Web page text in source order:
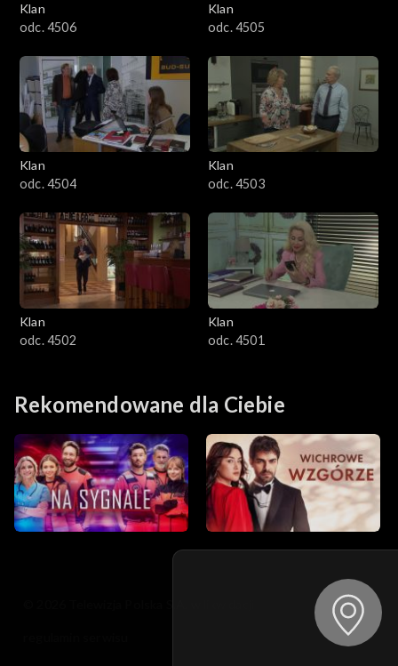
Klan
odc. 4506
Klan
odc. 4505
Klan
odc. 4504
Klan
odc. 4503
Klan
odc. 4502
Klan
odc. 4501
Rekomendowane dla Ciebie